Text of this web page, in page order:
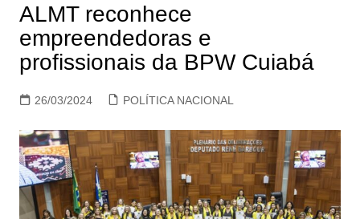
ALMT reconhece
empreendedoras e
profissionais da BPW Cuiabá
26/03/2024 POLÍTICA NACIONAL